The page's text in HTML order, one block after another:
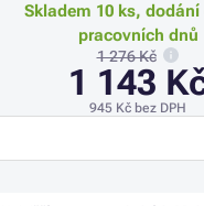
Skladem 10 ks, dodání
pracovních dnů
1 276 Kč
1 143
945 Kč bez DPH